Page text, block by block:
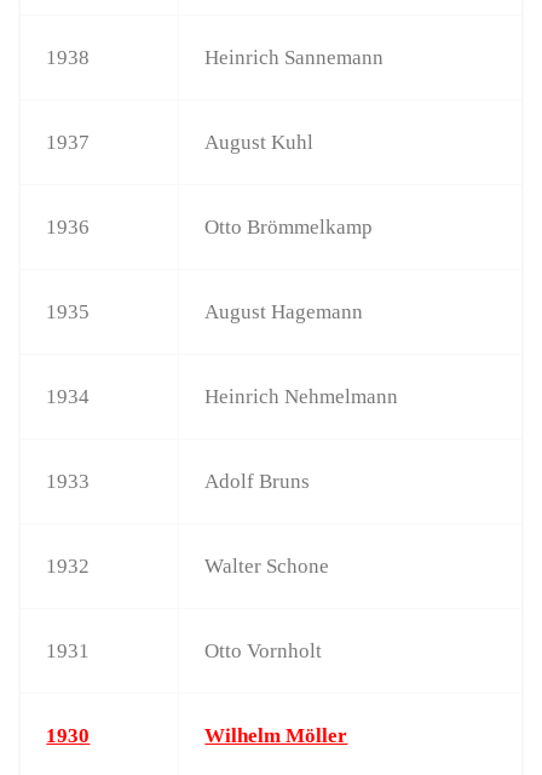
1938 Heinrich Sannemann
1937 August Kuhl
1936 Otto Brömmelkamp
1935 August Hagemann
1934 Heinrich Nehmelmann
1933 Adolf Bruns
1932 Walter Schone
1931 Otto Vornholt
1930 Wilhelm Möller